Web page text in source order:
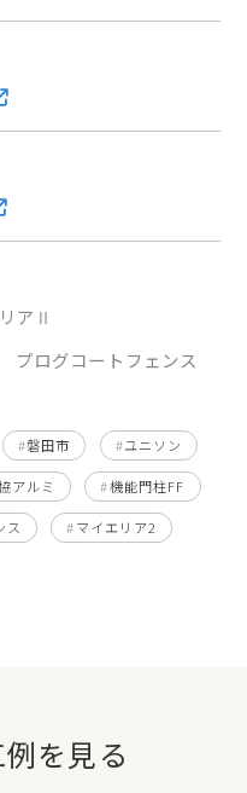
アⅡ
ログコートフェンス
磐田市 ユニソン
アルミ 機能門柱FF
ス マイエリア2
を見る